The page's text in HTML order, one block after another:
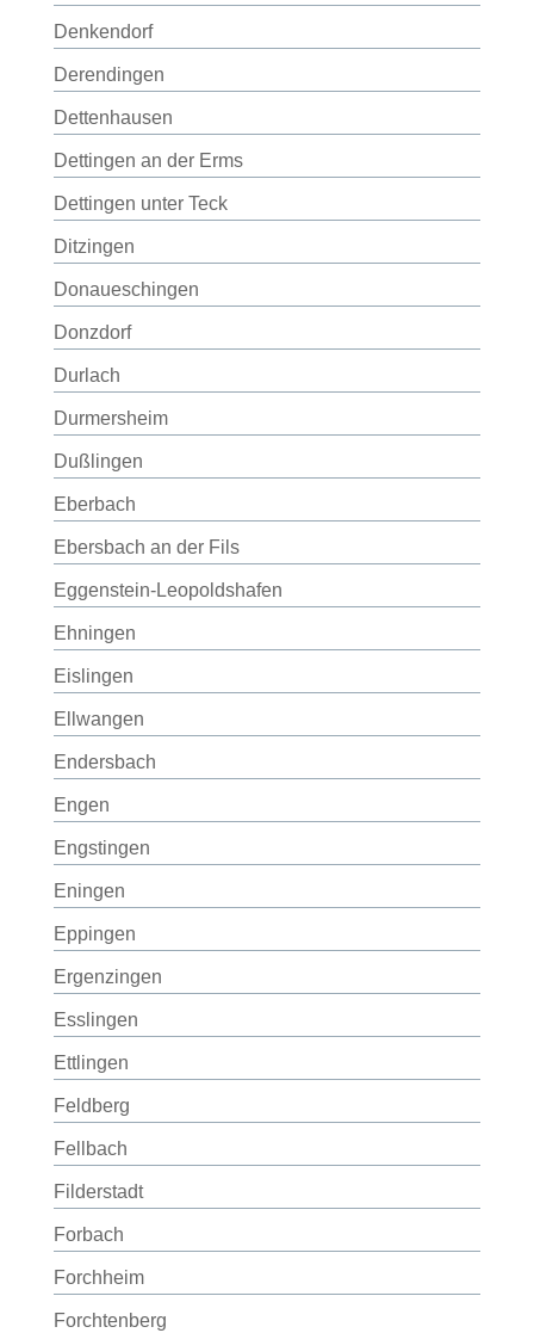
Denkendorf
Derendingen
Dettenhausen
Dettingen an der Erms
Dettingen unter Teck
Ditzingen
Donaueschingen
Donzdorf
Durlach
Durmersheim
Dußlingen
Eberbach
Ebersbach an der Fils
Eggenstein-Leopoldshafen
Ehningen
Eislingen
Ellwangen
Endersbach
Engen
Engstingen
Eningen
Eppingen
Ergenzingen
Esslingen
Ettlingen
Feldberg
Fellbach
Filderstadt
Forbach
Forchheim
Forchtenberg